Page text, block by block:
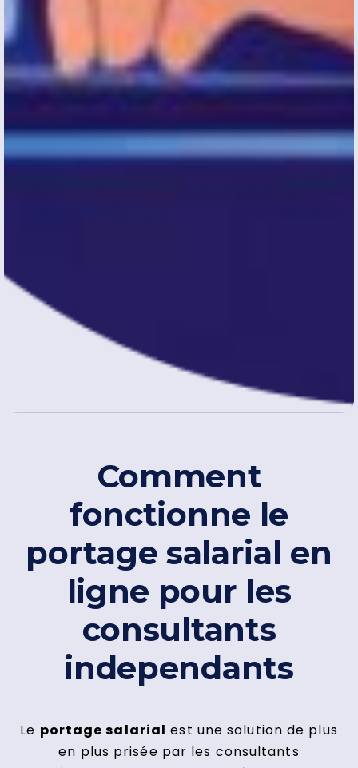
Comment
fonctionne le
portage salarial en
ligne pour les
consultants
independants
Le portage salarial est une solution de plus
en plus prisée par les consultants